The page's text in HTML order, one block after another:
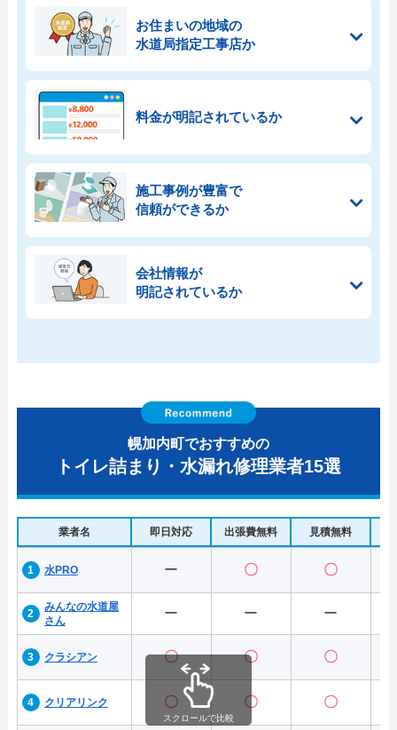
お住まいの地域の
水道局指定工事店か
料金が明記されているか
施工事例が豊富で
信頼ができるか
会社情報が
明記されているか
幌加内町でおすすめの
トイレ詰まり・水漏れ修理業者15選
業者名 即日対応 出張費無料 見積無料
水PRO ー 〇 〇
みんなの水道屋
さん
ー ー ー
クラシアン 〇 〇 〇
クリアリンク 〇 〇 〇
スクロールで比較